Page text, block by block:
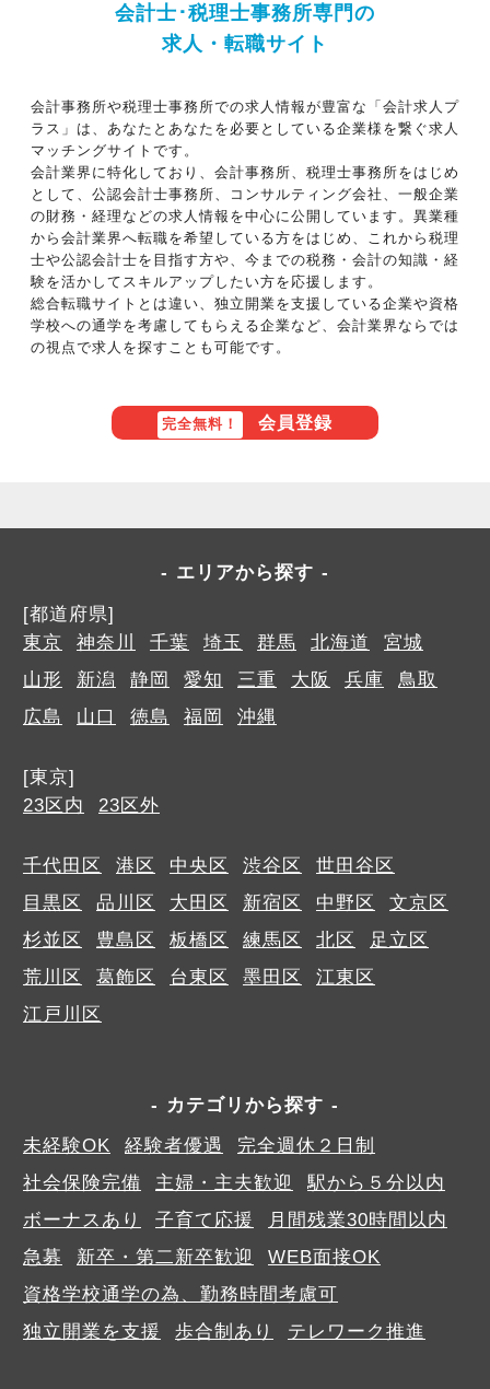
会計士･税理士事務所専門の
求人・転職サイト
会計事務所や税理士事務所での求人情報が豊富な「会計求人プ
ラス」は、あなたとあなたを必要としている企業様を繋ぐ求人
マッチングサイトです。
会計業界に特化しており、会計事務所、税理士事務所をはじめ
として、公認会計士事務所、コンサルティング会社、一般企業
の財務・経理などの求人情報を中心に公開しています。異業種
から会計業界へ転職を希望している方をはじめ、これから税理
士や公認会計士を目指す方や、今までの税務・会計の知識・経
験を活かしてスキルアップしたい方を応援します。
総合転職サイトとは違い、独立開業を支援している企業や資格
学校への通学を考慮してもらえる企業など、会計業界ならでは
の視点で求人を探すことも可能です。
完全無料！ 会員登録
エリアから探す
[都道府県]
東京
神奈川 千葉 埼玉 群馬 北海道
宮城
山形
新潟 静岡 愛知 三重 大阪 兵庫
鳥取
広島
山口 徳島 福岡 沖縄
[東京]
23区内
23区外
千代田区 港区 中央区 渋谷区
世田谷区
目黒区
品川区 大田区 新宿区 中野区
文京区
杉並区
豊島区 板橋区 練馬区 北区
足立区
荒川区
葛飾区 台東区 墨田区
江東区
江戸川区
カテゴリから探す
未経験OK
経験者優遇
完全週休２日制
社会保険完備
主婦・主夫歓迎
駅から５分以内
ボーナスあり
子育て応援
月間残業30時間以内
急募
新卒・第二新卒歓迎
WEB面接OK
資格学校通学の為、勤務時間考慮可
独立開業を支援
歩合制あり テレワーク推進